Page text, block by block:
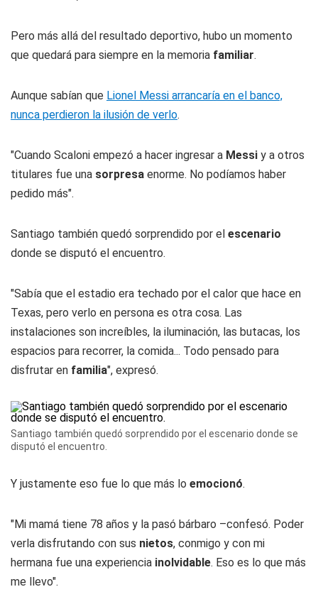
Pero más allá del resultado deportivo, hubo un momento
que quedará para siempre en la memoria familiar.
Aunque sabían que Lionel Messi arrancaría en el banco,
nunca perdieron la ilusión de verlo.
"Cuando Scaloni empezó a hacer ingresar a Messi y a otros
titulares fue una sorpresa enorme. No podíamos haber
pedido más".
Santiago también quedó sorprendido por el escenario
donde se disputó el encuentro.
"Sabía que el estadio era techado por el calor que hace en
Texas, pero verlo en persona es otra cosa. Las
instalaciones son increíbles, la iluminación, las butacas, los
espacios para recorrer, la comida... Todo pensado para
disfrutar en familia", expresó.
Santiago también quedó sorprendido por el escenario donde se
disputó el encuentro.
Y justamente eso fue lo que más lo emocionó.
"Mi mamá tiene 78 años y la pasó bárbaro –confesó. Poder
verla disfrutando con sus nietos, conmigo y con mi
hermana fue una experiencia inolvidable. Eso es lo que más
me llevo".